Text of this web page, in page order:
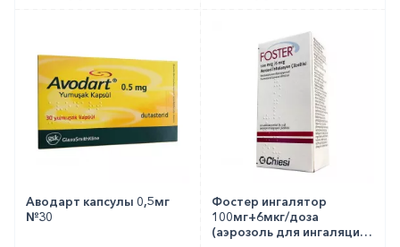
Аводарт капсулы 0,5мг
№30
Фостер ингалятор
100мг+6мкг/доза
(аэрозоль для ингаляций)